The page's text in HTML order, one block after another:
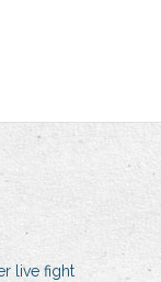
live fight